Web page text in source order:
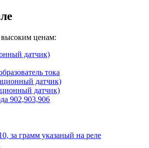
ценам:
датчик)
тока
датчик)
датчик)
902,903,906
за грамм указаный на реле